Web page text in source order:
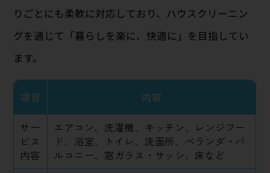
りごとにも柔軟に対応しており、ハウスクリーニン
グを通じて「暮らしを楽に、快適に」を目指してい
ます。
項目 内容
サー
ビス
内容
エアコン、洗濯機、キッチン、レンジフー
ド、浴室、トイレ、洗面所、ベランダ・バ
ルコニー、窓ガラス・サッシ、床など